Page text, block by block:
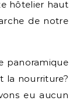
hôtelier haut
de notre
panoramique
la nourriture?
eu aucun